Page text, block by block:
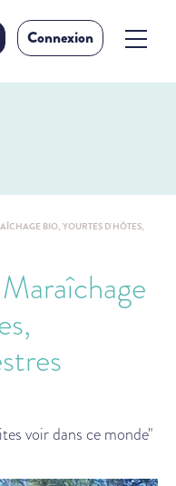
Connexion
BIO, YOURTES D'HÔTES,
voir dans ce monde"